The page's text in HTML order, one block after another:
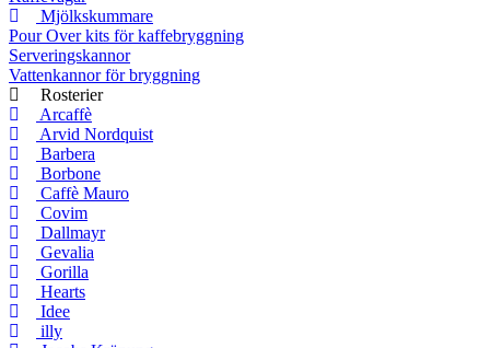
Mjölkskummare
Pour Over kits för kaffebryggning
Serveringskannor
Vattenkannor för bryggning
Rosterier
Arcaffè
Arvid Nordquist
Barbera
Borbone
Caffè Mauro
Covim
Dallmayr
Gevalia
Gorilla
Hearts
Idee
illy